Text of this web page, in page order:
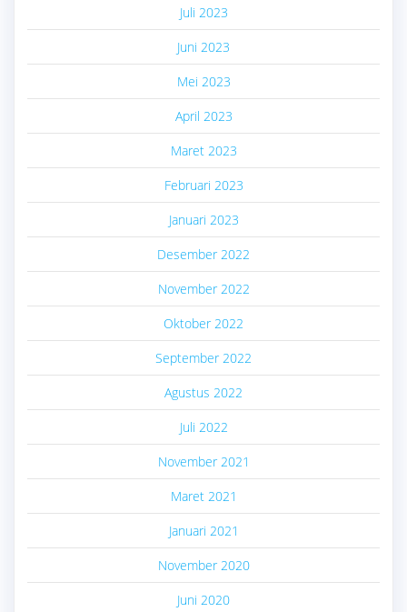
Juli 2023
Juni 2023
Mei 2023
April 2023
Maret 2023
Februari 2023
Januari 2023
Desember 2022
November 2022
Oktober 2022
September 2022
Agustus 2022
Juli 2022
November 2021
Maret 2021
Januari 2021
November 2020
Juni 2020